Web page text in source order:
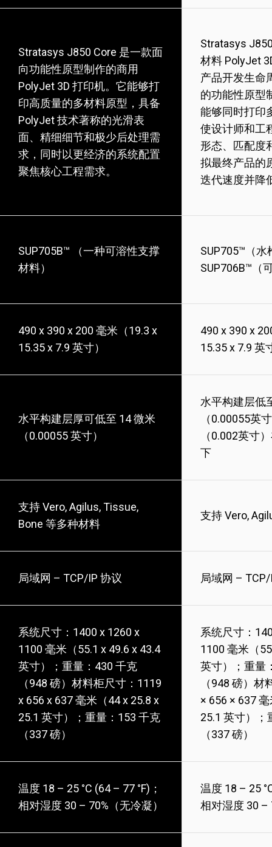
Stratasys J850 Core 是一款面
向功能性原型制作的商用
PolyJet 3D 打印机。它能够打
印高质量的多材料原型，具备
PolyJet 技术著称的光滑表
面、精细细节和极少后处理需
求，同时以更经济的系统配置
聚焦核心工程需求。
Stratasys
材料 PolyJet
产品开发生命
的功能性原型
能够同时打印
使设计师和工
形态、匹配度
拟最终产品的
迭代速度并降
SUP705B™ （一种可溶性支撑
材料）
SUP705™（水
SUP706B™（
490 x 390 x 200 毫米（19.3 x
15.35 x 7.9 英寸）
490 x 390 x
15.35 x 7.9 英
水平构建层厚可低至 14 微米
（0.00055 英寸）
水平构建层低
（0.00055英
（0.002英寸
下
支持 Vero, Agilus, Tissue,
Bone 等多种材料
支持 Vero,
局域网 – TCP/IP 协议 局域网 –
系统尺寸：1400 x 1260 x
1100 毫米（55.1 x 49.6 x 43.4
英寸）；重量：430 千克
（948 磅）材料柜尺寸：1119
x 656 x 637 毫米（44 x 25.8 x
25.1 英寸）；重量：153 千克
（337 磅）
系统尺寸：
1100 毫米（
英寸）；重量
（948 磅）
× 656 × 637
25.1 英寸）；
（337 磅）
温度 18 – 25 °C (64 – 77 °F)；
相对湿度 30 – 70%（无冷凝）
温度 18 – 25
相对湿度 30 –